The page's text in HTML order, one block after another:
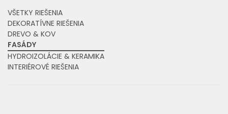
VŠETKY RIEŠENIA
DEKORATÍVNE RIEŠENIA
DREVO & KOV
FASÁDY
HYDROIZOLÁCIE & KERAMIKA
INTERIÉROVÉ RIEŠENIA